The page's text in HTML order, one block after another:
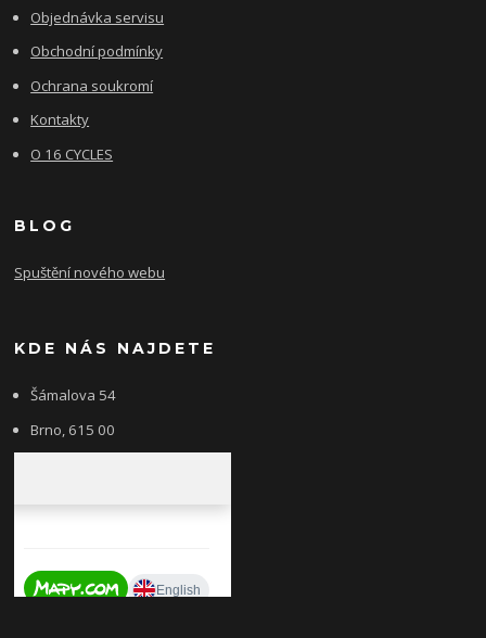
Objednávka servisu
Obchodní podmínky
Ochrana soukromí
Kontakty
O 16 CYCLES
BLOG
Spuštění nového webu
KDE NÁS NAJDETE
Šámalova 54
Brno, 615 00